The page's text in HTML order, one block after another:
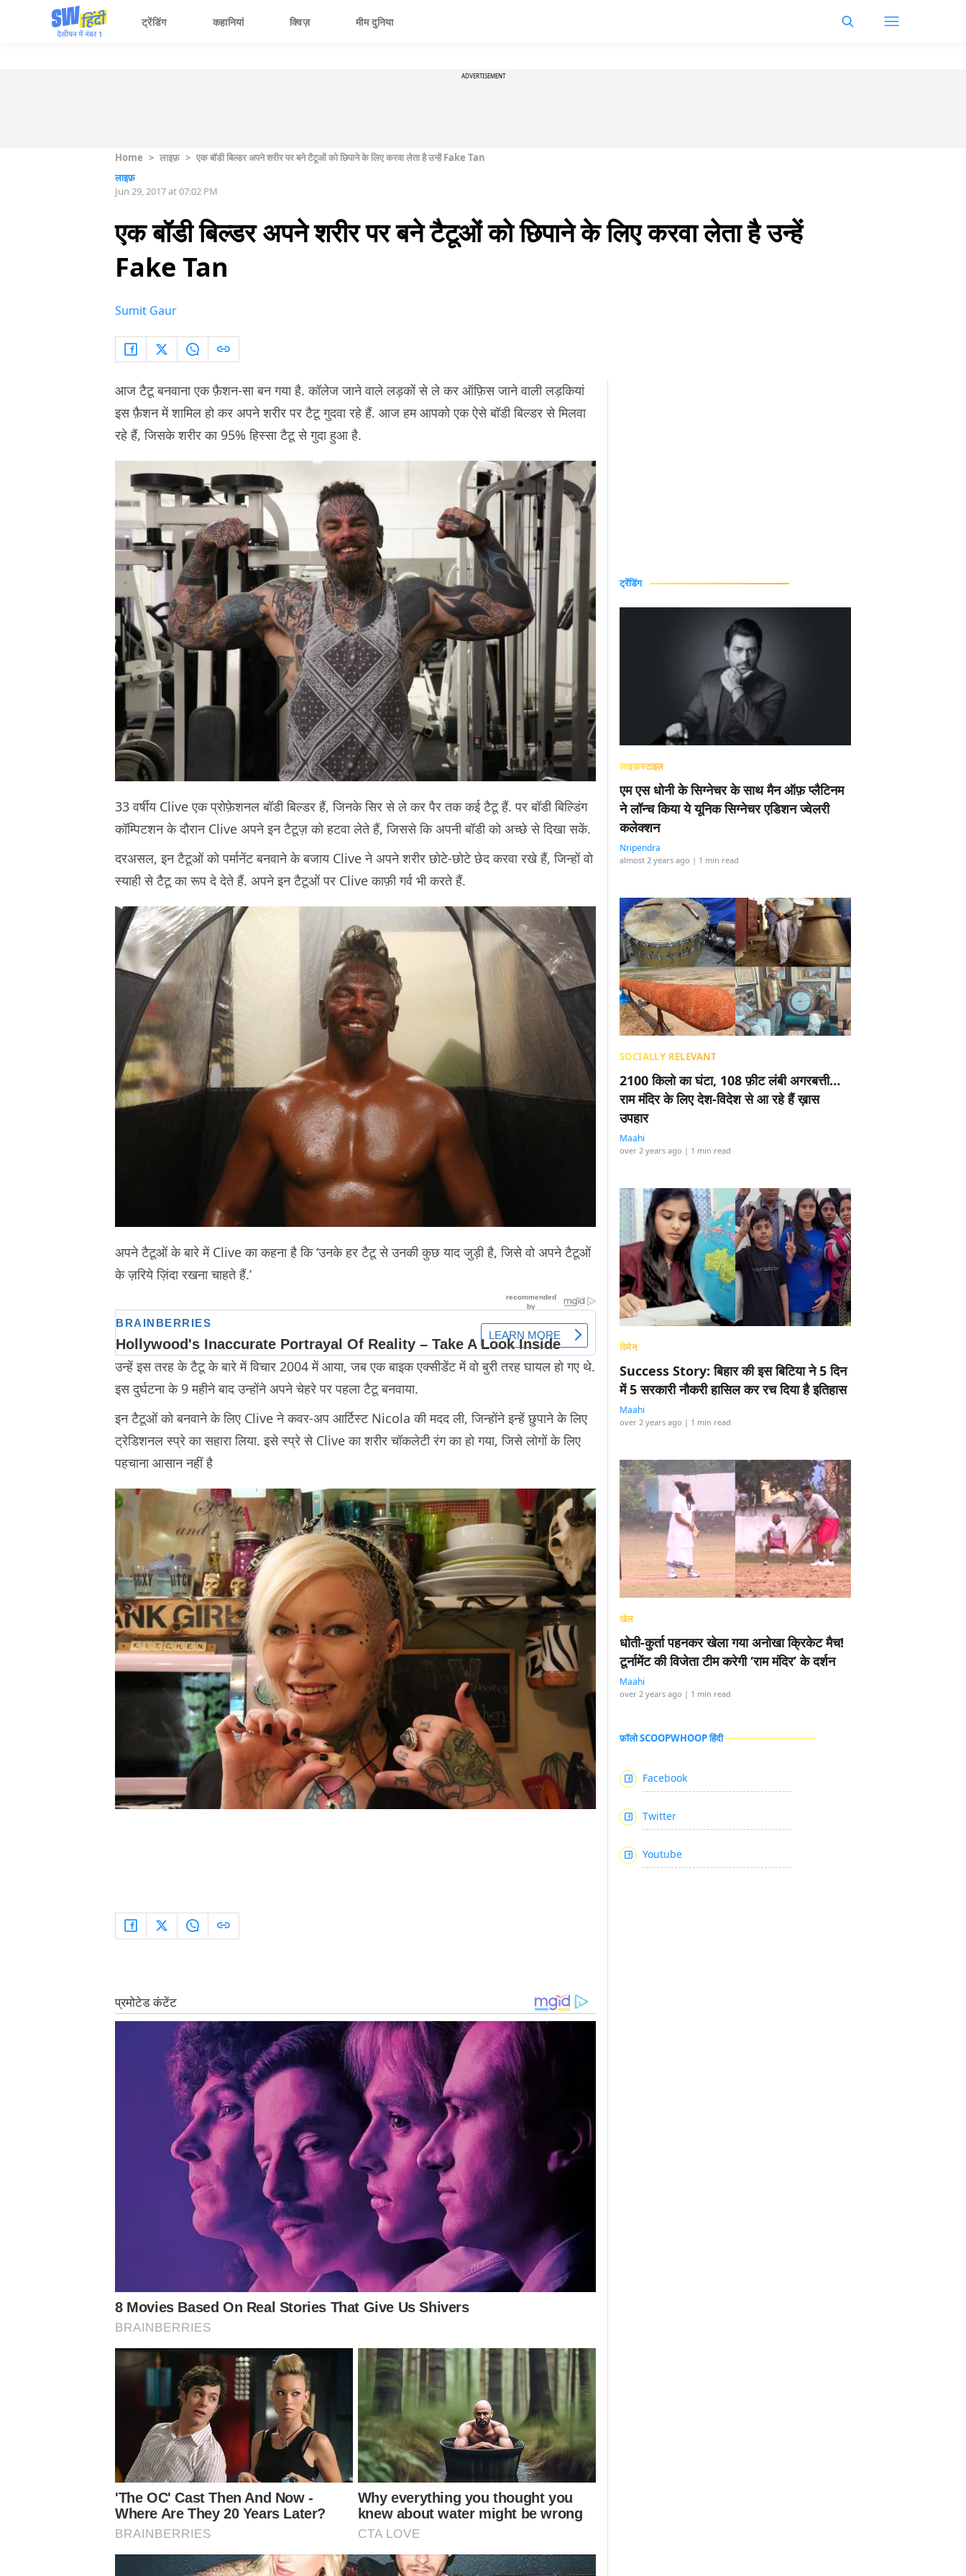
ट्रेंडिंग कहानियां क्विज़ मीम दुनिया
ADVERTISEMENT
Home > लाइफ़ > एक बॉडी बिल्डर अपने शरीर पर बने टैटूओं को छिपाने के लिए करवा लेता है उन्हें Fake Tan
लाइफ़
Jun 29, 2017 at 07:02 PM
एक बॉडी बिल्डर अपने शरीर पर बने टैटूओं को छिपाने के लिए करवा लेता है उन्हें
Fake Tan
Sumit Gaur
आज टैटू बनवाना एक फ़ैशन-सा बन गया है. कॉलेज जाने वाले लड़कों से ले कर ऑफ़िस जाने वाली लड़कियां
इस फ़ैशन में शामिल हो कर अपने शरीर पर टैटू गुदवा रहे हैं. आज हम आपको एक ऐसे बॉडी बिल्डर से मिलवा
रहे हैं, जिसके शरीर का 95% हिस्सा टैटू से गुदा हुआ है.
33 वर्षीय Clive एक प्रोफ़ेशनल बॉडी बिल्डर हैं, जिनके सिर से ले कर पैर तक कई टैटू हैं. पर बॉडी बिल्डिंग
कॉम्पिटशन के दौरान Clive अपने इन टैटूज़ को हटवा लेते हैं, जिससे कि अपनी बॉडी को अच्छे से दिखा सकें.
दरअसल, इन टैटूओं को पर्मानेंट बनवाने के बजाय Clive ने अपने शरीर छोटे-छोटे छेद करवा रखे हैं, जिन्हों वो
स्याही से टैटू का रूप दे देते हैं. अपने इन टैटूओं पर Clive काफ़ी गर्व भी करते हैं.
अपने टैटूओं के बारे में Clive का कहना है कि ‘उनके हर टैटू से उनकी कुछ याद जुड़ी है, जिसे वो अपने टैटूओं
के ज़रिये ज़िंदा रखना चाहते हैं.’
उन्हें इस तरह के टैटू के बारे में विचार 2004 में आया, जब एक बाइक एक्सीडेंट में वो बुरी तरह घायल हो गए थे.
इस दुर्घटना के 9 महीने बाद उन्होंने अपने चेहरे पर पहला टैटू बनवाया.
इन टैटूओं को बनवाने के लिए Clive ने कवर-अप आर्टिस्ट Nicola की मदद ली, जिन्होंने इन्हें छुपाने के लिए
ट्रेडिशनल स्प्रे का सहारा लिया. इसे स्प्रे से Clive का शरीर चॉकलेटी रंग का हो गया, जिसे लोगों के लिए
पहचाना आसान नहीं है
ट्रेंडिंग
लाइफ़स्टाइल
एम एस धोनी के सिग्नेचर के साथ मैन ऑफ़ प्लैटिनम
ने लॉन्च किया ये यूनिक सिग्नेचर एडिशन ज्वेलरी
कलेक्शन
Nripendra
almost 2 years ago | 1 min read
SOCIALLY RELEVANT
2100 किलो का घंटा, 108 फ़ीट लंबी अगरबत्ती…
राम मंदिर के लिए देश-विदेश से आ रहे हैं ख़ास
उपहार
Maahi
over 2 years ago | 1 min read
विमेन
Success Story: बिहार की इस बिटिया ने 5 दिन
में 5 सरकारी नौकरी हासिल कर रच दिया है इतिहास
Maahi
over 2 years ago | 1 min read
खेल
धोती-कुर्ता पहनकर खेला गया अनोखा क्रिकेट मैच!
टूर्नामेंट की विजेता टीम करेगी ‘राम मंदिर’ के दर्शन
Maahi
over 2 years ago | 1 min read
फ़ॉलो SCOOPWHOOP हिंदी
Facebook
Twitter
Youtube